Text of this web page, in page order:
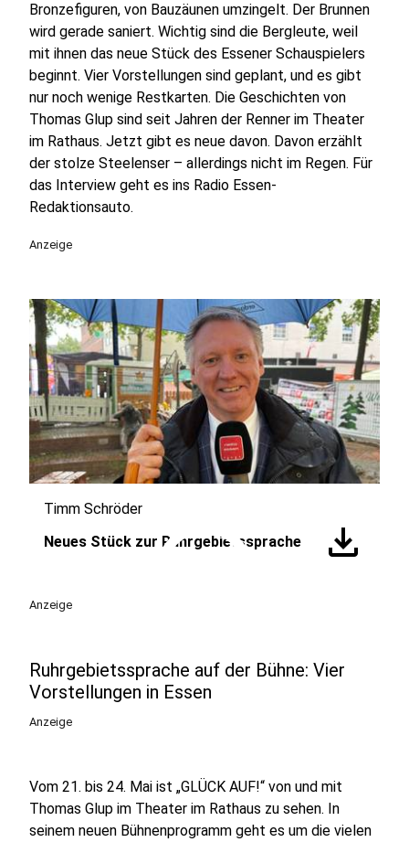
Bronzefiguren, von Bauzäunen umzingelt. Der Brunnen
wird gerade saniert. Wichtig sind die Bergleute, weil
mit ihnen das neue Stück des Essener Schauspielers
beginnt. Vier Vorstellungen sind geplant, und es gibt
nur noch wenige Restkarten. Die Geschichten von
Thomas Glup sind seit Jahren der Renner im Theater
im Rathaus. Jetzt gibt es neue davon. Davon erzählt
der stolze Steelenser – allerdings nicht im Regen. Für
das Interview geht es ins Radio Essen-
Redaktionsauto.
Anzeige
play_circle
Timm Schröder
Neues Stück zur Ruhrgebietssprache
download
Anzeige
Ruhrgebietssprache auf der Bühne: Vier
Vorstellungen in Essen
Anzeige
Vom 21. bis 24. Mai ist „GLÜCK AUF!“ von und mit
Thomas Glup im Theater im Rathaus zu sehen. In
seinem neuen Bühnenprogramm geht es um die vielen